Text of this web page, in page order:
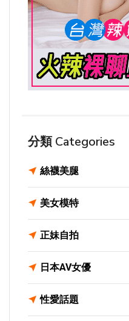
分類 Categories
絲襪美腿
美女模特
正妹自拍
日本AV女優
性愛話題